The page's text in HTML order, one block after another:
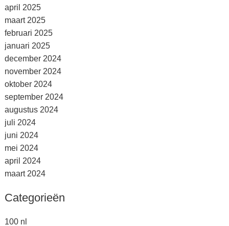
april 2025
maart 2025
februari 2025
januari 2025
december 2024
november 2024
oktober 2024
september 2024
augustus 2024
juli 2024
juni 2024
mei 2024
april 2024
maart 2024
Categorieën
100 nl